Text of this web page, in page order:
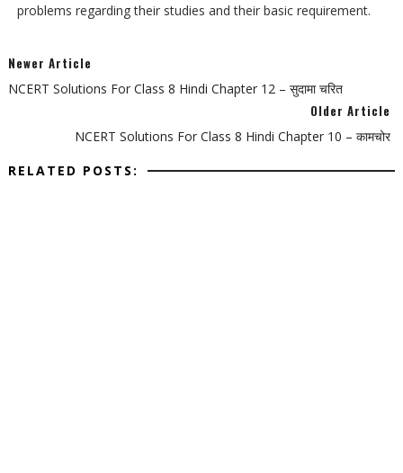
problems regarding their studies and their basic requirement.
Newer Article
NCERT Solutions For Class 8 Hindi Chapter 12 – सुदामा चरित
Older Article
NCERT Solutions For Class 8 Hindi Chapter 10 – कामचोर
RELATED POSTS: